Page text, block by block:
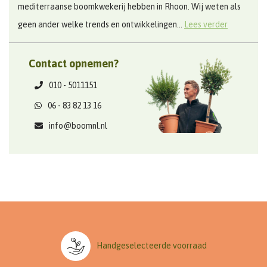
mediterraanse boomkwekerij hebben in Rhoon. Wij weten als
geen ander welke trends en ontwikkelingen... Lees verder
Contact opnemen?
010 - 5011151
06 - 83 82 13 16
info@boomnl.nl
Handgeselecteerde voorraad